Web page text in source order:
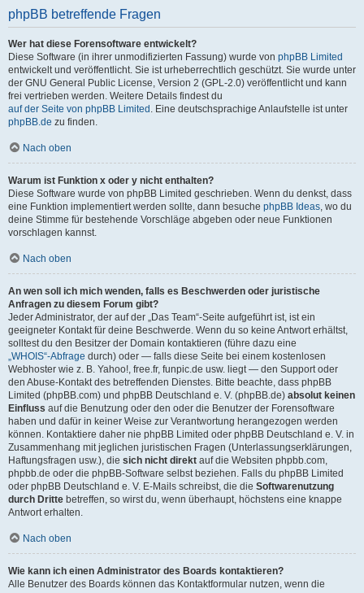
phpBB betreffende Fragen
Wer hat diese Forensoftware entwickelt?
Diese Software (in ihrer unmodifizierten Fassung) wurde von phpBB Limited
entwickelt und veröffentlicht. Sie ist urheberrechtlich geschützt. Sie wurde unter
der GNU General Public License, Version 2 (GPL-2.0) veröffentlicht und kann
frei vertrieben werden. Weitere Details findest du
auf der Seite von phpBB Limited . Eine deutschsprachige Anlaufstelle ist unter
phpBB.de zu finden.
Nach oben
Warum ist Funktion x oder y nicht enthalten?
Diese Software wurde von phpBB Limited geschrieben. Wenn du denkst, dass
eine Funktion implementiert werden sollte, dann besuche phpBB Ideas, wo du
deine Stimme für bestehende Vorschläge abgeben oder neue Funktionen
vorschlagen kannst.
Nach oben
An wen soll ich mich wenden, falls es Beschwerden oder juristische
Anfragen zu diesem Forum gibt?
Jeder Administrator, der auf der „Das Team“-Seite aufgeführt ist, ist ein
geeigneter Kontakt für deine Beschwerde. Wenn du so keine Antwort erhältst,
solltest du den Besitzer der Domain kontaktieren (führe dazu eine
„WHOIS“-Abfrage durch) oder — falls diese Seite bei einem kostenlosen
Webhoster wie z. B. Yahoo!, free.fr, funpic.de usw. liegt — den Support oder
den Abuse-Kontakt des betreffenden Dienstes. Bitte beachte, dass phpBB
Limited (phpBB.com) und phpBB Deutschland e. V. (phpBB.de) absolut keinen
Einfluss auf die Benutzung oder den oder die Benutzer der Forensoftware
haben und dafür in keiner Weise zur Verantwortung herangezogen werden
können. Kontaktiere daher nie phpBB Limited oder phpBB Deutschland e. V. in
Zusammenhang mit jeglichen juristischen Fragen (Unterlassungserklärungen,
Haftungsfragen usw.), die sich nicht direkt auf die Websiten phpbb.com,
phpbb.de oder die phpBB-Software selbst beziehen. Falls du phpBB Limited
oder phpBB Deutschland e. V. E-Mails schreibst, die die Softwarenutzung
durch Dritte betreffen, so wirst du, wenn überhaupt, höchstens eine knappe
Antwort erhalten.
Nach oben
Wie kann ich einen Administrator des Boards kontaktieren?
Alle Benutzer des Boards können das Kontaktformular nutzen, wenn die